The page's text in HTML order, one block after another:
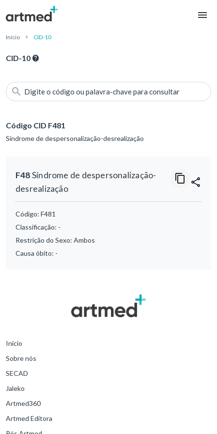
Início CID-10
CID-10
Digite o código ou palavra-chave para consultar
Código CID F481
Síndrome de despersonalização-desrealização
F48Síndrome de despersonalização-
desrealização
Código: F481
Classificação: -
Restrição do Sexo: Ambos
Causa óbito: -
Início
Sobre nós
SECAD
Jaleko
Artmed360
Artmed Editora